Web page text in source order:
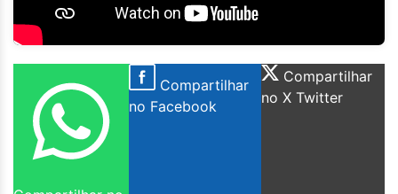
Compartilhar
no Facebook
Compartilhar
no X Twitter